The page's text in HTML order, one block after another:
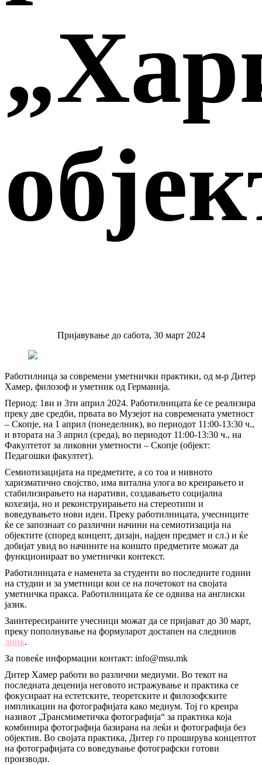
Пријавување до сабота, 30 март 2024
Работилница за современи уметнички практики, од м-р Дитер
Хамер, филозоф и уметник од Германија.
Период: 1ви и 3ти април 2024. Работилницата ќе се реализира
преку две средби, првата во Музејот на современата уметност
– Скопје, на 1 април (понеделник), во периодот 11:00-13:30 ч.,
и втората на 3 април (среда), во периодот 11:00-13:30 ч., на
Факултетот за ликовни уметности – Скопје (објект:
Педагошки факултет).
Семиотизацијата на предметите, а со тоа и нивното
харизматично својство, има витална улога во креирањето и
стабилизирањето на наративи, создавањето социјална
кохезија, но и реконструирањето на стереотипи и
воведувањето нови идеи. Преку работилницата, учесниците
ќе се запознаат со различни начини на семиотизација на
објектите (според концепт, дизајн, најден предмет и сл.) и ќе
добијат увид во начините на коишто предметите можат да
функционираат во уметнички контекст.
Работилницата е наменета за студенти во последните години
на студии и за уметници кои се на почетокот на својата
уметничка пракса. Работилницата ќе се одвива на англиски
јазик.
Заинтересираните учесници можат да се пријават до 30 март,
преку пополнување на формуларот достапен на следниов
линк.
За повеќе информации контакт: info@msu.mk
Дитер Хамер работи во различни медиуми. Во текот на
последната деценија неговото истражување и практика се
фокусираат на естетските, теоретските и филозофските
импликации на фотографијата како медиум. Тој го креира
називот „Трансмиметичка фотографија“ за практика која
комбинира фотографија базирана на леќи и фотографија без
објектив. Во својата практика, Дитер го проширува концептот
на фотографијата со воведување фотографски готови
производи.